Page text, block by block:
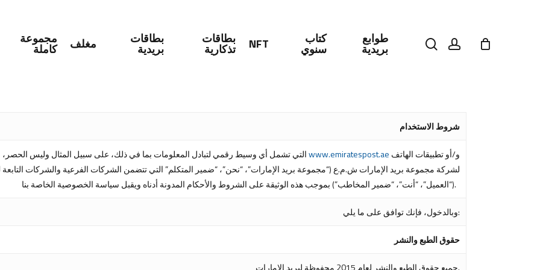
طوابع
بريدية
كتاب
سنوي NFT بطاقات
تذكارية
بطاقات
بريدية مغلف مجموعة
كاملة searchaccount
شروط الاستخدام
www.emiratespost.ae
(“العميل”، “أنت”، “ضمير المخاطب”) بموجب هذه الوثيقة على الشروط والأحكام المدونة أدناه ويقبل سياسة الخصوصية الخاصة بنا.
وبالدخول، فإنك توافق على ما يلي:
حقوق الطبع والنشر
جميع حقوق الطبع والنشر لعام 2015 محفوظة لبريد الإمارات.